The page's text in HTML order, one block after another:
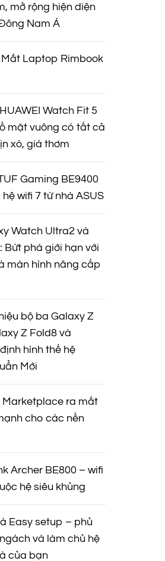
mở rộng hiện diện
Nam Á
Mắt Laptop Rimbook
Watch Fit 5
mặt vuông có tất cả
xò, giá thơm
Gaming BE9400
wifi 7 từ nhà ASUS
Watch Ultra2 và
Bứt phá giới hạn với
màn hình nâng cấp
bộ ba Galaxy Z
Z Fold8 và
hình thế hệ
Mới
Marketplace ra mắt
cho các nền
Archer BE800 – wifi
hệ siêu khủng
Easy setup – phủ
và làm chủ hệ
của bạn